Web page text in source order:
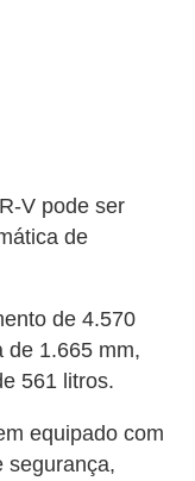
V pode ser
de
de 4.570
de 1.665 mm,
561 litros.
equipado com
segurança,